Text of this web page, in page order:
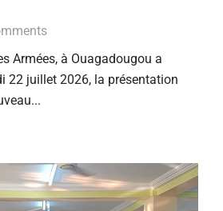
Armées, à Ouagadougou a
22 juillet 2026, la présentation